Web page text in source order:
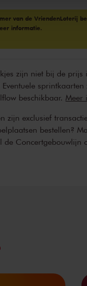
van de VriendenLoterij
informatie.
zijn niet bij de prijs
Eventuele
beschikbaar. Meer
zijn exclusief
bestellen?
de Concertgebouwlijn